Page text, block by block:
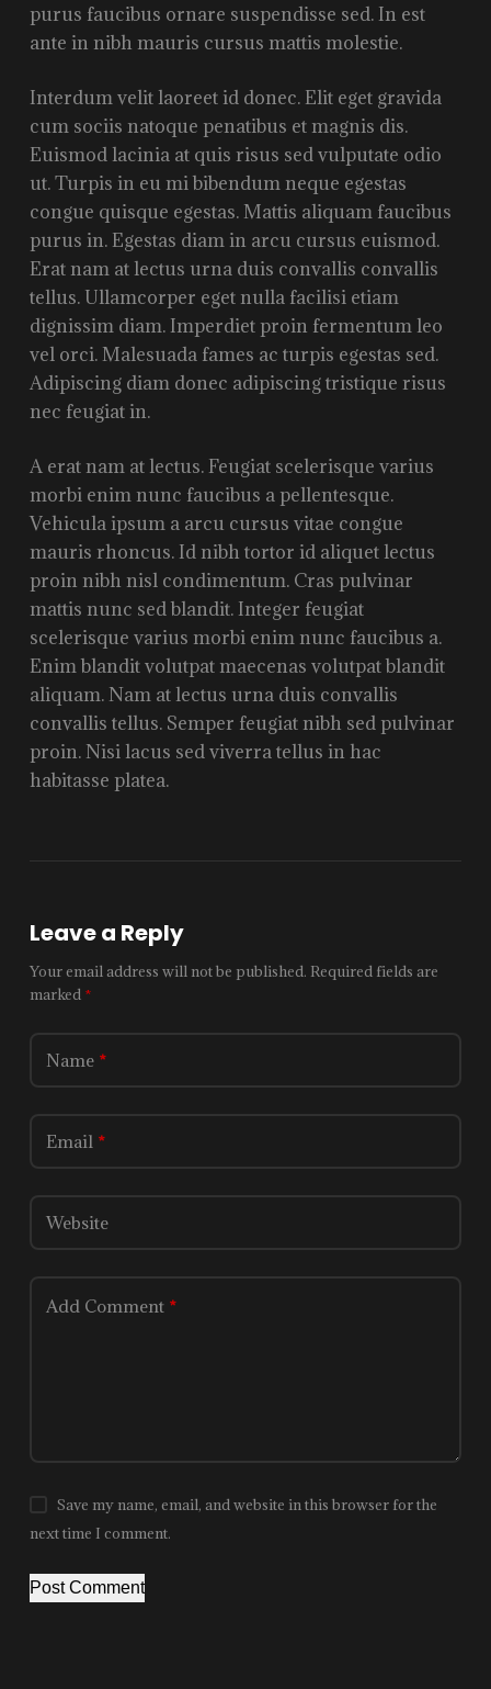
purus faucibus ornare suspendisse sed. In est
ante in nibh mauris cursus mattis molestie.
Interdum velit laoreet id donec. Elit eget gravida
cum sociis natoque penatibus et magnis dis.
Euismod lacinia at quis risus sed vulputate odio
ut. Turpis in eu mi bibendum neque egestas
congue quisque egestas. Mattis aliquam faucibus
purus in. Egestas diam in arcu cursus euismod.
Erat nam at lectus urna duis convallis convallis
tellus. Ullamcorper eget nulla facilisi etiam
dignissim diam. Imperdiet proin fermentum leo
vel orci. Malesuada fames ac turpis egestas sed.
Adipiscing diam donec adipiscing tristique risus
nec feugiat in.
A erat nam at lectus. Feugiat scelerisque varius
morbi enim nunc faucibus a pellentesque.
Vehicula ipsum a arcu cursus vitae congue
mauris rhoncus. Id nibh tortor id aliquet lectus
proin nibh nisl condimentum. Cras pulvinar
mattis nunc sed blandit. Integer feugiat
scelerisque varius morbi enim nunc faucibus a.
Enim blandit volutpat maecenas volutpat blandit
aliquam. Nam at lectus urna duis convallis
convallis tellus. Semper feugiat nibh sed pulvinar
proin. Nisi lacus sed viverra tellus in hac
habitasse platea.
Leave a Reply
Your email address will not be published. Required fields are
marked *
Name*
Email *
Website
Add Comment*
Save my name, email, and website in this browser for the
next time I comment.
Post Comment